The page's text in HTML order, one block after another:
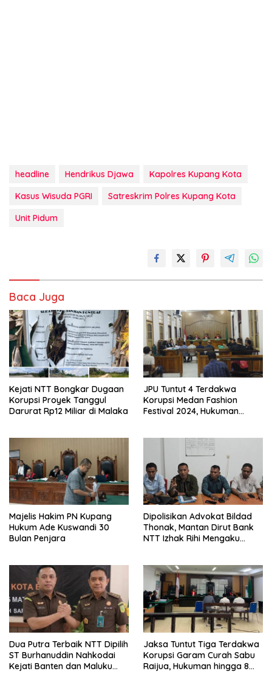
headline Hendrikus Djawa
Kapolres Kupang Kota
Kasus Wisuda PGRI
Satreskrim Polres Kupang Kota
Unit Pidum
Baca Juga
Kejati NTT Bongkar Dugaan
Korupsi Proyek Tanggul
Darurat Rp12 Miliar di Malaka
JPU Tuntut 4 Terdakwa
Korupsi Medan Fashion
Festival 2024, Hukuman
Majelis Hakim PN Kupang
Hukum Ade Kuswandi 30
Bulan Penjara
Dipolisikan Advokat Bildad
Thonak, Mantan Dirut Bank
NTT Izhak Rihi Mengaku
Dua Putra Terbaik NTT Dipilih
ST Burhanuddin Nahkodai
Kejati Banten dan Maluku
Jaksa Tuntut Tiga Terdakwa
Korupsi Garam Curah Sabu
Raijua, Hukuman hingga 8